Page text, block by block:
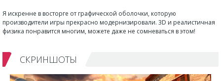
Я искренне в восторге от графической оболочки, которую
производители игры прекрасно модернизировали. 3D и реалистичная
физика понравится многим, можете даже не сомневаться в этом!
СКРИНШОТЫ